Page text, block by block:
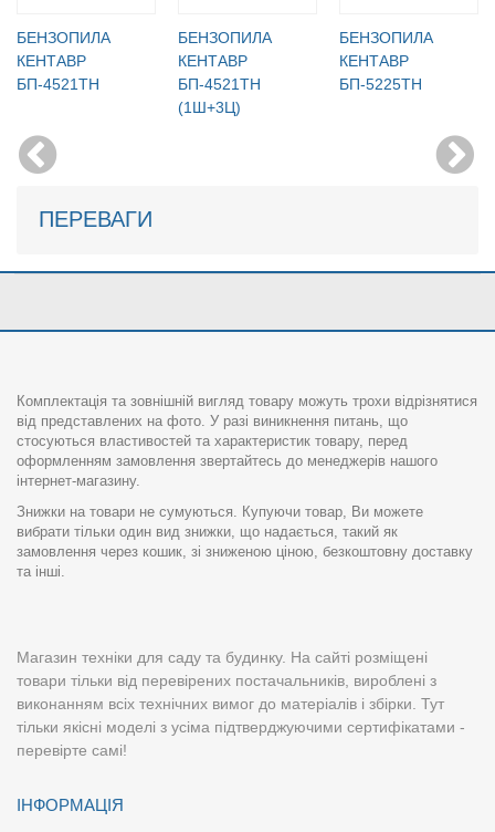
БЕНЗОПИЛА
КЕНТАВР
БП-4521ТН
БЕНЗОПИЛА
КЕНТАВР
БП-4521ТН
(1Ш+3Ц)
БЕНЗОПИЛА
КЕНТАВР
БП-5225ТН
ПЕРЕВАГИ
Комплектація та зовнішній вигляд товару можуть трохи відрізнятися
від представлених на фото. У разі виникнення питань, що
стосуються властивостей та характеристик товару, перед
оформленням замовлення звертайтесь до менеджерів нашого
інтернет-магазину.
Знижки на товари не сумуються. Купуючи товар, Ви можете
вибрати тільки один вид знижки, що надається, такий як
замовлення через кошик, зі зниженою ціною, безкоштовну доставку
та інші.
Магазин техніки для саду та будинку. На сайті розміщені
товари тільки від перевірених постачальників, вироблені з
виконанням всіх технічних вимог до матеріалів і збірки. Тут
тільки якісні моделі з усіма підтверджуючими сертифікатами -
перевірте самі!
ІНФОРМАЦІЯ